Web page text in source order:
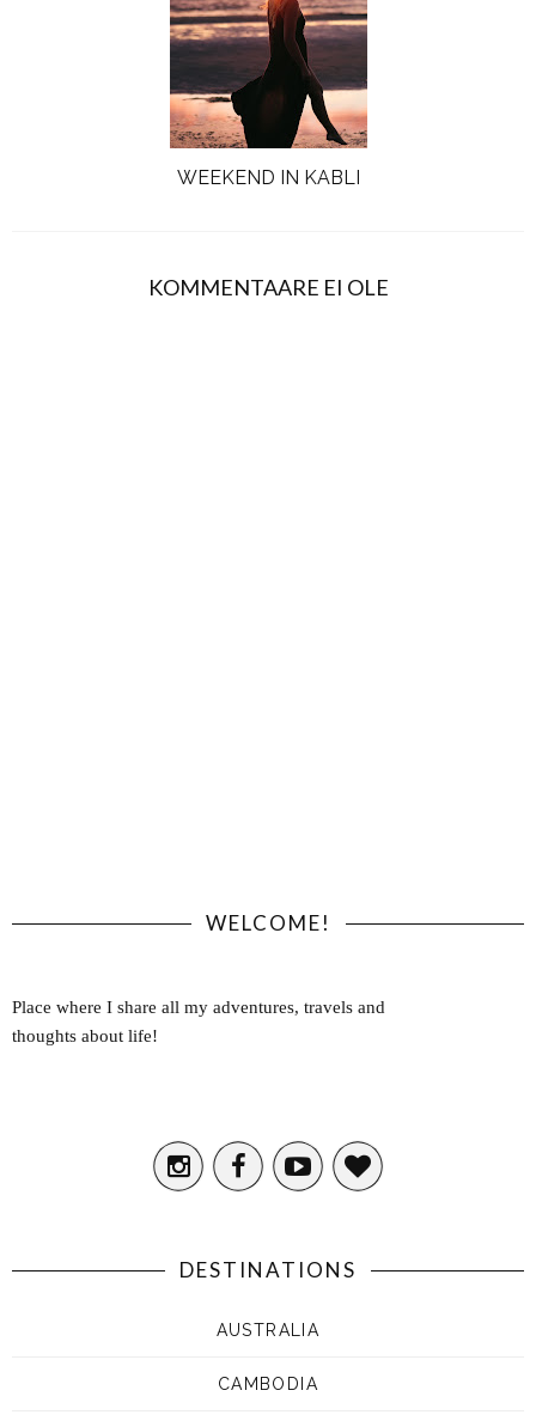
WEEKEND IN KABLI
KOMMENTAARE EI OLE
WELCOME!
Place where I share all my adventures, travels and
thoughts about life!
DESTINATIONS
AUSTRALIA
CAMBODIA